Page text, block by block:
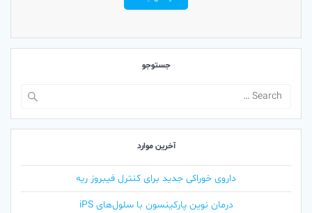
جستوجو
آخرین موارد
داروی خوراکی جدید برای کنترل فیبروز ریه
درمان نوین پارکینسون با سلول‌های iPS